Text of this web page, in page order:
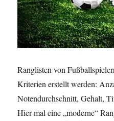
Ranglisten von
Kriterien erstellt werden:
Notendurchschnitt, Gehalt,
Hier mal eine „moderne“